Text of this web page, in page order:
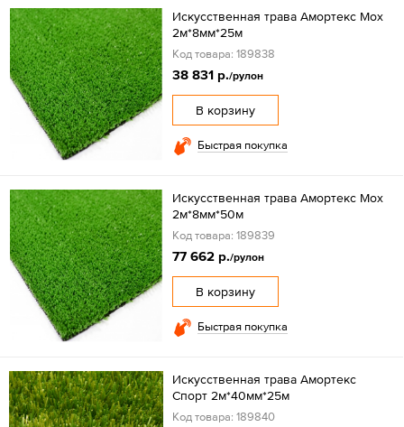
Искусственная трава Амортекс Мох
2м*8мм*25м
Код товара: 189838
38 831 р./рулон
В корзину
Быстрая покупка
Искусственная трава Амортекс Мох
2м*8мм*50м
Код товара: 189839
77 662 р./рулон
В корзину
Быстрая покупка
Искусственная трава Амортекс
Спорт 2м*40мм*25м
Код товара: 189840